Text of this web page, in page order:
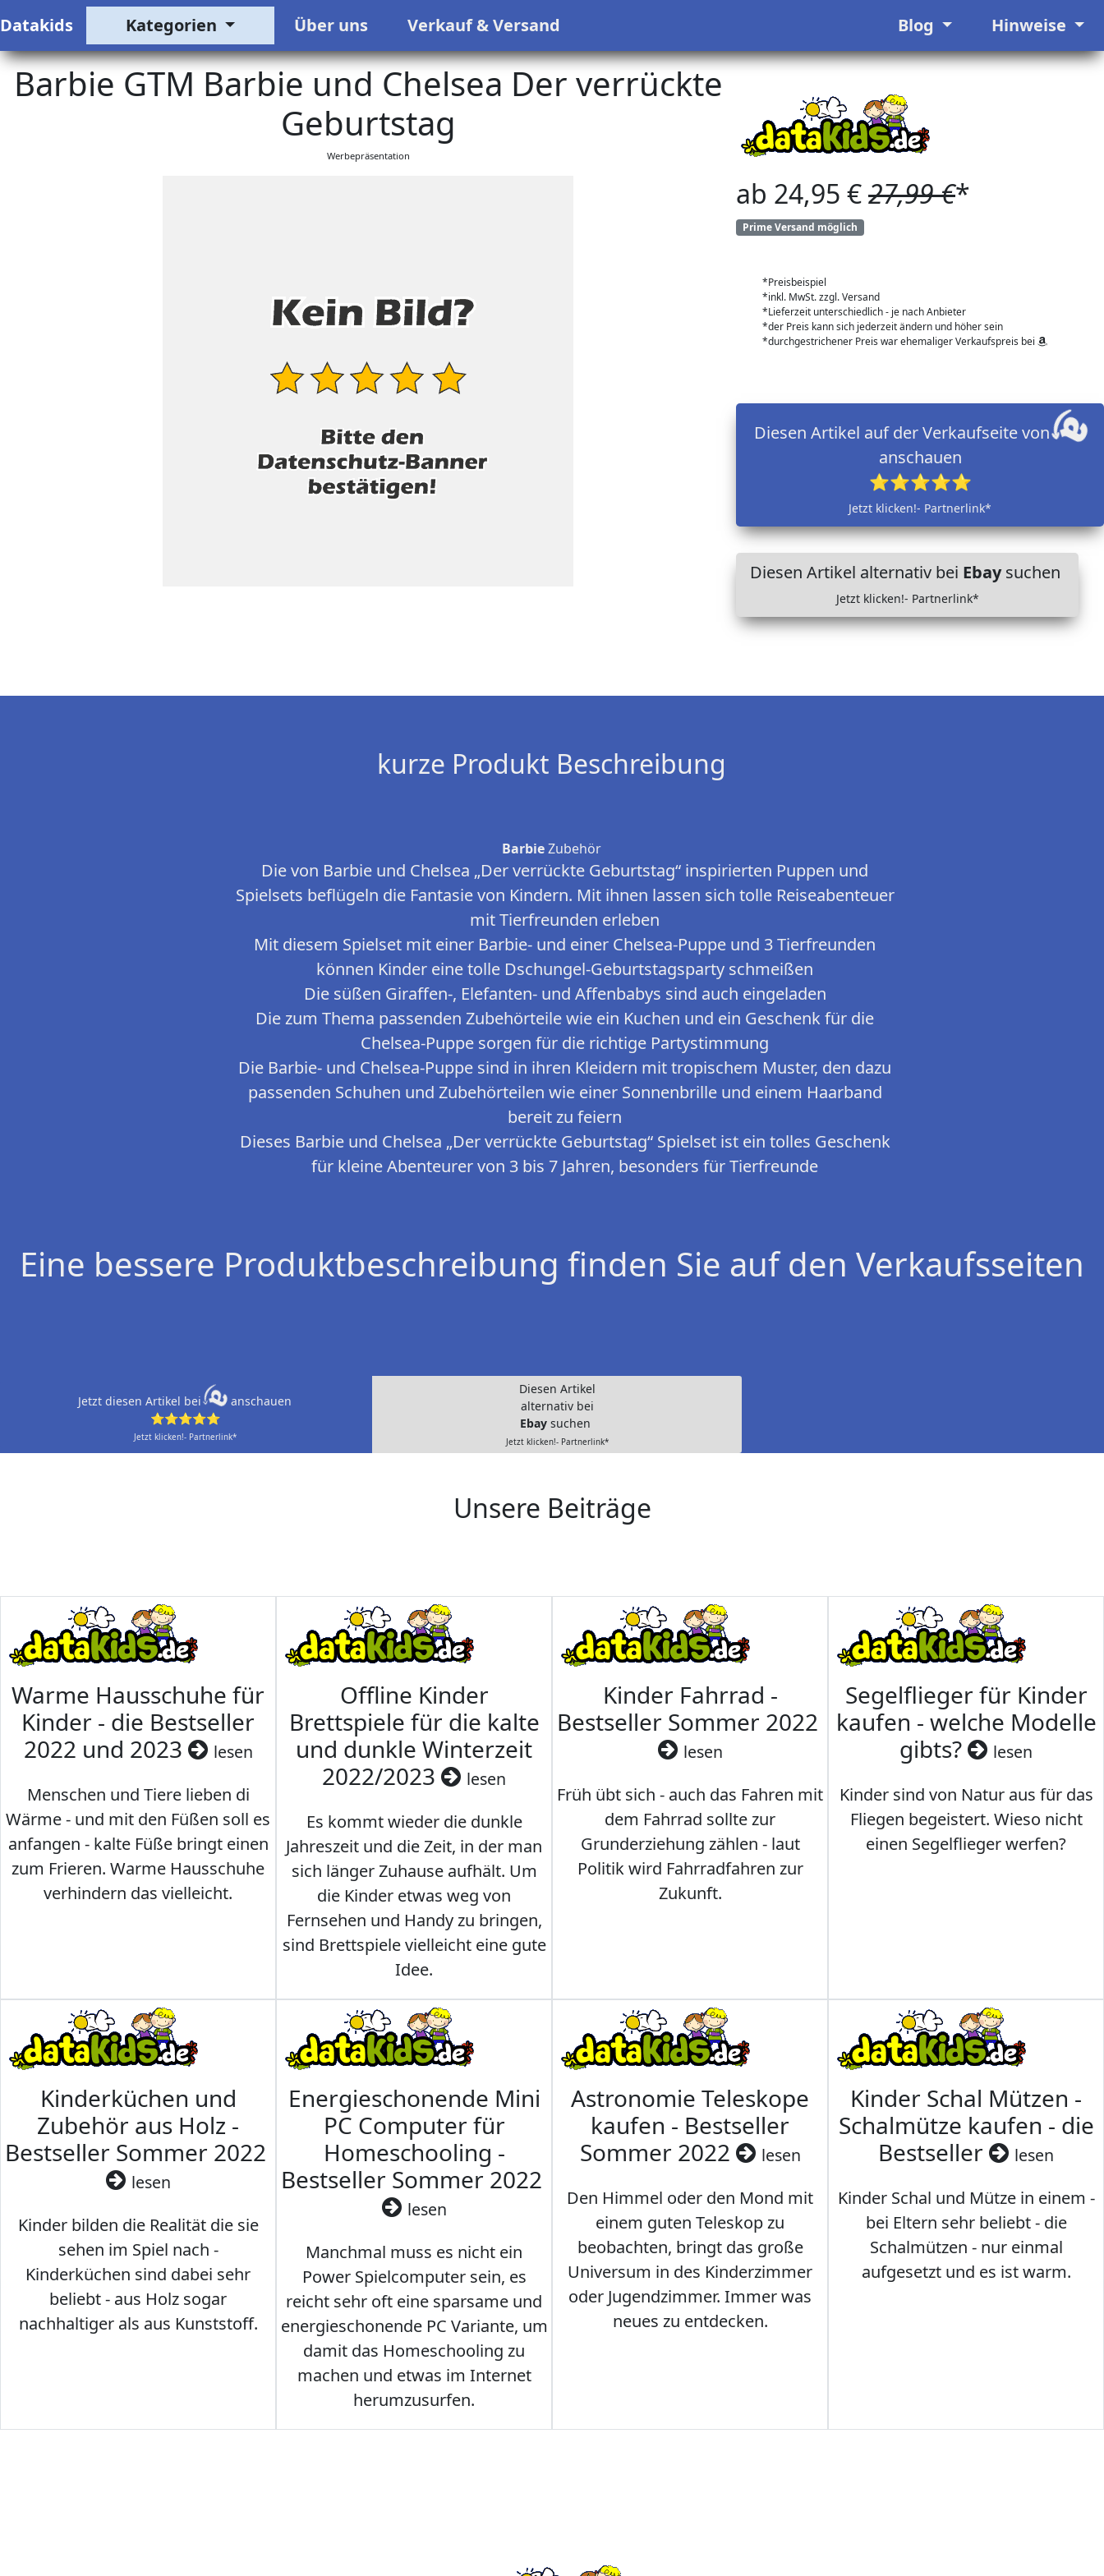
Datakids Kategorien Über uns Verkauf & Versand Blog Hinweise
Barbie GTM Barbie und Chelsea Der verrückte
Geburtstag
Werbepräsentation
ab 24,95 €27,99 €*
Prime Versand möglich
*Preisbeispiel
*inkl. MwSt. zzgl. Versand
*Lieferzeit unterschiedlich - je nach Anbieter
*der Preis kann sich jederzeit ändern und höher sein
*durchgestrichener Preis war ehemaliger Verkaufspreis bei
Diesen Artikel auf der Verkaufseite von
anschauen
⭐⭐⭐⭐⭐
Jetzt klicken!- Partnerlink*
Diesen Artikel alternativ bei Ebaysuchen
Jetzt klicken!- Partnerlink*
kurze Produkt Beschreibung
BarbieZubehör
Die von Barbie und Chelsea „Der verrückte Geburtstag“ inspirierten Puppen und
Spielsets beflügeln die Fantasie von Kindern. Mit ihnen lassen sich tolle Reiseabenteuer
mit Tierfreunden erleben
Mit diesem Spielset mit einer Barbie- und einer Chelsea-Puppe und 3 Tierfreunden
können Kinder eine tolle Dschungel-Geburtstagsparty schmeißen
Die süßen Giraffen-, Elefanten- und Affenbabys sind auch eingeladen
Die zum Thema passenden Zubehörteile wie ein Kuchen und ein Geschenk für die
Chelsea-Puppe sorgen für die richtige Partystimmung
Die Barbie- und Chelsea-Puppe sind in ihren Kleidern mit tropischem Muster, den dazu
passenden Schuhen und Zubehörteilen wie einer Sonnenbrille und einem Haarband
bereit zu feiern
Dieses Barbie und Chelsea „Der verrückte Geburtstag“ Spielset ist ein tolles Geschenk
für kleine Abenteurer von 3 bis 7 Jahren, besonders für Tierfreunde
Eine bessere Produktbeschreibung finden Sie auf den Verkaufsseiten
Jetzt diesen Artikel bei
anschauen
⭐⭐⭐⭐⭐
Jetzt klicken!- Partnerlink*
Diesen Artikel
alternativ bei
Ebay suchen
Jetzt klicken!- Partnerlink*
Unsere Beiträge
Warme Hausschuhe für
Kinder - die Bestseller
2022 und 2023
lesen
Menschen und Tiere lieben di
Wärme - und mit den Füßen soll es
anfangen - kalte Füße bringt einen
zum Frieren. Warme Hausschuhe
verhindern das vielleicht.
Offline Kinder
Brettspiele für die kalte
und dunkle Winterzeit
2022/2023
lesen
Es kommt wieder die dunkle
Jahreszeit und die Zeit, in der man
sich länger Zuhause aufhält. Um
die Kinder etwas weg von
Fernsehen und Handy zu bringen,
sind Brettspiele vielleicht eine gute
Idee.
Kinder Fahrrad -
Bestseller Sommer 2022
lesen
Früh übt sich - auch das Fahren mit
dem Fahrrad sollte zur
Grunderziehung zählen - laut
Politik wird Fahrradfahren zur
Zukunft.
Segelflieger für Kinder
kaufen - welche Modelle
gibts?
lesen
Kinder sind von Natur aus für das
Fliegen begeistert. Wieso nicht
einen Segelflieger werfen?
Kinderküchen und
Zubehör aus Holz -
Bestseller Sommer 2022
lesen
Kinder bilden die Realität die sie
sehen im Spiel nach -
Kinderküchen sind dabei sehr
beliebt - aus Holz sogar
nachhaltiger als aus Kunststoff.
Energieschonende Mini
PC Computer für
Homeschooling -
Bestseller Sommer 2022
lesen
Manchmal muss es nicht ein
Power Spielcomputer sein, es
reicht sehr oft eine sparsame und
energieschonende PC Variante, um
damit das Homeschooling zu
machen und etwas im Internet
herumzusurfen.
Astronomie Teleskope
kaufen - Bestseller
Sommer 2022
lesen
Den Himmel oder den Mond mit
einem guten Teleskop zu
beobachten, bringt das große
Universum in des Kinderzimmer
oder Jugendzimmer. Immer was
neues zu entdecken.
Kinder Schal Mützen -
Schalmütze kaufen - die
Bestseller
lesen
Kinder Schal und Mütze in einem -
bei Eltern sehr beliebt - die
Schalmützen - nur einmal
aufgesetzt und es ist warm.